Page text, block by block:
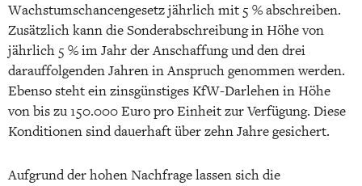
Wachstumschancengesetz jährlich mit 5 % abschreiben.
Zusätzlich kann die Sonderabschreibung in Höhe von
jährlich 5 % im Jahr der Anschaffung und den drei
darauffolgenden Jahren in Anspruch genommen werden.
Ebenso steht ein zinsgünstiges KfW-Darlehen in Höhe
von bis zu 150.000 Euro pro Einheit zur Verfügung. Diese
Konditionen sind dauerhaft über zehn Jahre gesichert.
Aufgrund der hohen Nachfrage lassen sich die